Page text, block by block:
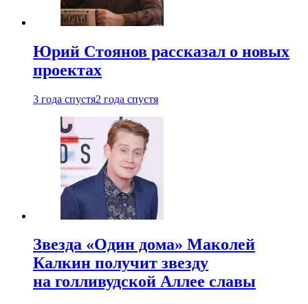
Юрий Стоянов рассказал о новых
проектах
3 года спустя2 года спустя
Звезда «Один дома» Маколей
Калкин получит звезду
на голливудской Аллее славы